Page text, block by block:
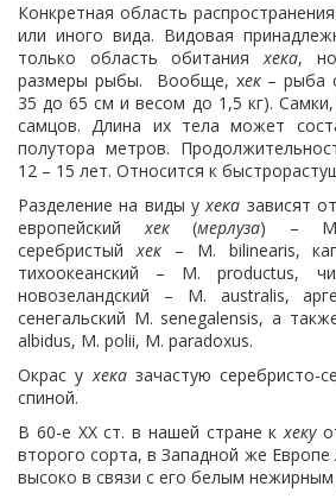
Конкретная область
или иного вида. Видовая
только область обитанияхека,
размеры рыбы. Вообще, хек– рыба
35 до 65 см и весом до 1,5 кг). Самки,
самцов. Длина их тела может
полутора метров.
12 – 15 лет. Относится к
Разделение на виды ухека зависят
европейскийхек(мерлуза) –
серебристыйхек– M. bilinearis,
тихоокеанский – M. productus,
новозеландский – M. australis,
сенегальский M. senegalensis, а
albidus, M. polii, M. paradoxus.
Окрас ухеказачастую серебристо-
спиной.
В 60-е ХХ ст. в нашей стране кхеку
второго сорта, в Западной же Европе
высоко в связи с его белым